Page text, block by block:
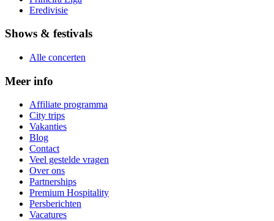
Eredivisie
Shows & festivals
Alle concerten
Meer info
Affiliate programma
City trips
Vakanties
Blog
Contact
Veel gestelde vragen
Over ons
Partnerships
Premium Hospitality
Persberichten
Vacatures